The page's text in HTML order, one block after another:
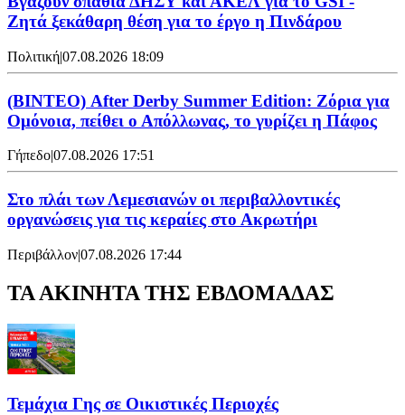
Ζητά ξεκάθαρη θέση για το έργο η Πινδάρου
Πολιτική|07.08.2026 18:09
(ΒΙΝΤΕΟ) After Derby Summer Edition: Ζόρια για
Ομόνοια, πείθει ο Απόλλωνας, το γυρίζει η Πάφος
Γήπεδο|07.08.2026 17:51
Στο πλάι των Λεμεσιανών οι περιβαλλοντικές
οργανώσεις για τις κεραίες στο Ακρωτήρι
Περιβάλλον|07.08.2026 17:44
ΤΑ ΑΚΙΝΗΤΑ ΤΗΣ ΕΒΔΟΜΑΔΑΣ
Τεμάχια Γης σε Οικιστικές Περιοχές